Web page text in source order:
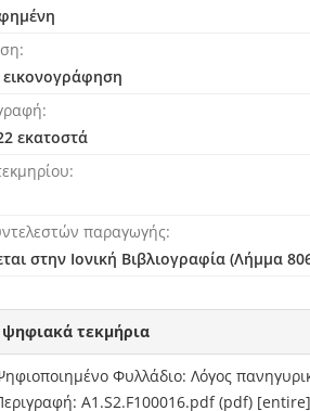
εικονογράφηση
εκατοστά
παραγωγής
στην Ιονική Βιβλιογραφία (Λήμμα
ψηφιακά τεκμήρια
Φυλλάδιο: Λόγος
A1.S2.F100016.pdf (pdf)